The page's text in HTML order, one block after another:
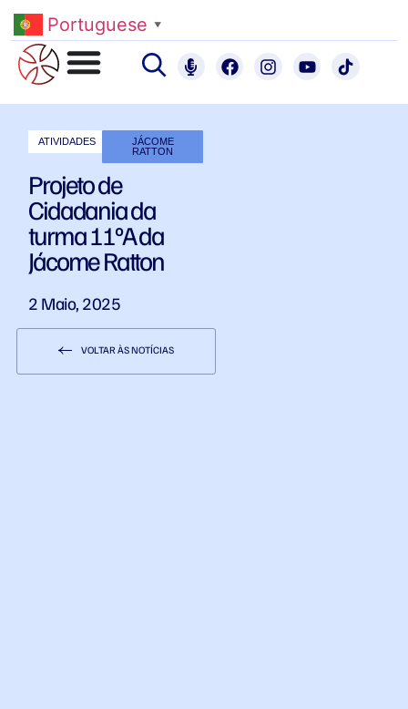
Portuguese ▼
ATIVIDADES
JÁCOME
RATTON
Projeto de
Cidadania da
turma 11ºA da
Jácome Ratton
2 Maio, 2025
VOLTAR ÀS NOTÍCIAS